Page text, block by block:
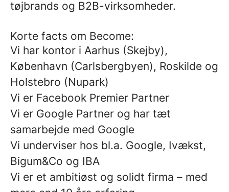
tøjbrands og B2B-virksomheder.
Korte facts om Become:
Vi har kontor i Aarhus (Skejby),
København (Carlsbergbyen), Roskilde og
Holstebro (Nupark)
Vi er Facebook Premier Partner
Vi er Google Partner og har tæt
samarbejde med Google
Vi underviser hos bl.a. Google, Ivækst,
Bigum&Co og IBA
Vi er et ambitiøst og solidt firma – med